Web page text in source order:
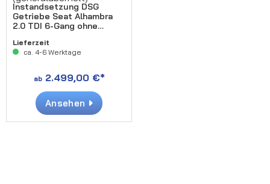
Instandsetzung DSG
Getriebe Seat Alhambra
2.0 TDI 6-Gang ohne
(generalüberholt)
Lieferzeit
ca. 4-6 Werktage
ab2.499,00 €*
Ansehen